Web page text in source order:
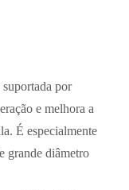
por
e melhora a
É especialmente
grande diâmetro